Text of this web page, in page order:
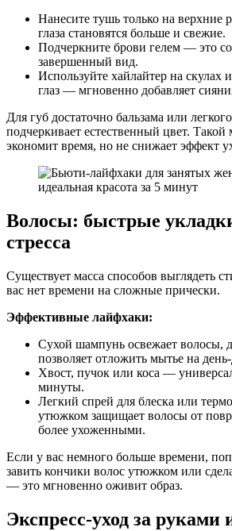
Нанесите тушь только на
глаза становятся больше и свежие.
Подчеркните брови гелем — это
завершенный вид.
Используйте хайлайтер на скулах
глаз — мгновенно добавляет
Для губ достаточно бальзама или
подчеркивает естественный цвет.
экономит время, но не снижает эффект
Волосы: быстрые
стресса
Существует масса способов выглядеть
вас нет времени на сложные прически.
Эффективные лайфхаки:
Сухой шампунь освежает волосы,
позволяет отложить мытье на
Хвост, пучок или коса —
минуты.
Легкий спрей для блеска или
утюжком защищает волосы от
более ухоженными.
Если у вас немного больше времени,
завить кончики волос утюжком или
— это мгновенно оживит образ.
Экспресс-уход за руками